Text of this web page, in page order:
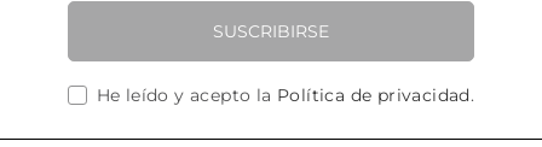
SUSCRIBIRSE
He leído y acepto la Política de privacidad.